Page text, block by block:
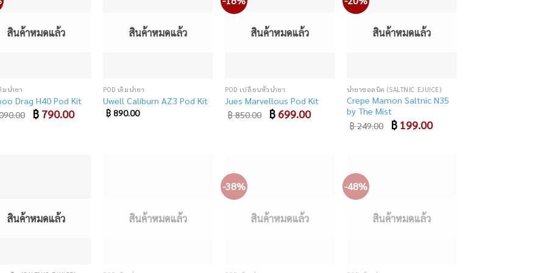
สินค้าหมดแล้ว
มน้ำยา
Drag H40 Pod Kit
Original
price
฿790.00Current
price
สินค้าหมดแล้ว
POD เติมน้ำยา
Uwell Caliburn AZ3 Pod Kit
฿890.00
สินค้าหมดแล้ว
POD เปลี่ยนหัวน้ำยา
Jues Marvellous Pod Kit
฿850.00 Original
price
฿699.00Current
price
สินค้าหมดแล้ว
น้ำยาซอลนิค (SALTNIC EJUICE)
Crepe Mamon Saltnic N35
by The Mist
฿249.00 Original
price
฿199.00Current
price
สินค้าหมดแล้ว สินค้าหมดแล้ว
-38%
สินค้าหมดแล้ว
-48%
สินค้าหมดแล้ว